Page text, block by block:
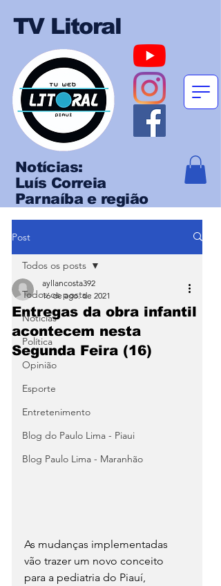
TV Litoral
Notícias:
Luís Correia
Parnaíba e região
Post
Todos os posts
Notícias
Política
Opinião
Esporte
Entretenimento
Blog do Paulo Lima - Piaui
Blog Paulo Lima - Maranhão
Todos os posts
Entregas da obra infantil
acontecem nesta
Segunda Feira (16)
ayllancosta392
16 de ago. de 2021
As mudanças implementadas
vão trazer um novo conceito
para a pediatria do Piauí,